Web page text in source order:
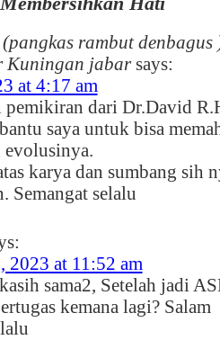
rambut
Kuningan jabar says:
at 4:17 am
pemikiran dari Dr.David
saya untuk bisa
karya dan sumbang sih
Semangat selalu
2023 at 11:52 am
sama2, Setelah jadi
kemana lagi? Salam